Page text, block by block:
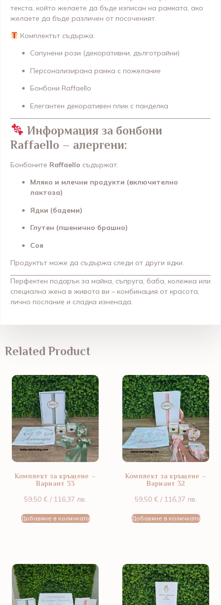
текста, който желаете да бъде изписан на рамката, ако
желаете да бъде различен от посоченият.
Комплектът съдържа:
Сапунени рози (декоративни, дълготрайни)
Персонализирана рамка с пожелание
Бонбони Raffaello
Елегантен декоративен плик с панделка
Информация за бонбони
Raffaello – алергени:
Бонбоните Raffaello съдържат:
Мляко и млечни продукти (включително
лактоза)
Ядки (бадеми)
Глутен (пшенично брашно)
Соя
Продуктът може да съдържа следи от други ядки.
Перфектен подарък за майка, съпруга, баба, колежка или
специална жена в живота ви – комбинация от красота,
лично послание и сладка изненада.
Related Product
Комплект за кръщене –
Вариант 33
59,50 € / 116,37 лв.
Добавяне в количката
Комплект за кръщене –
Вариант 32
59,50 € / 116,37 лв.
Добавяне в количката